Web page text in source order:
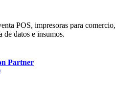
POS, impresoras para comercio,
de datos e insumos.
Partner